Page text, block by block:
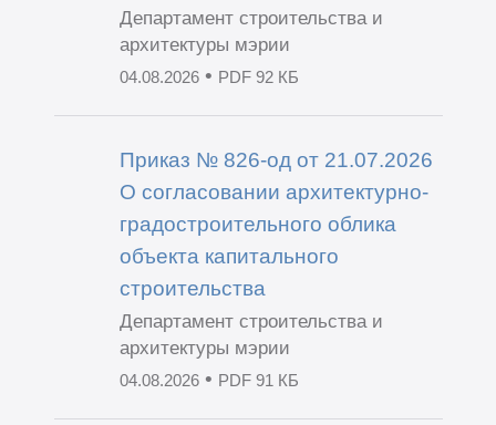
Департамент строительства и
архитектуры мэрии
04.08.2026• PDF 92 КБ
Приказ № 826-од от 21.07.2026
О согласовании архитектурно-
градостроительного облика
объекта капитального
строительства
Департамент строительства и
архитектуры мэрии
04.08.2026• PDF 91 КБ